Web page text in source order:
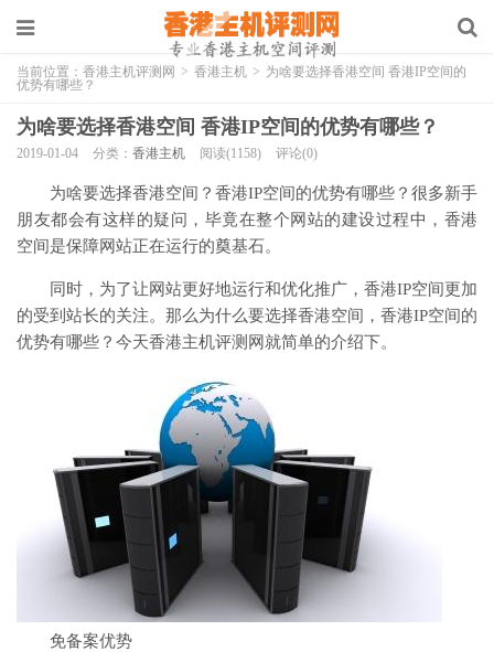
当前位置： 香港主机评测网 > 香港主机 > 为啥要选择香港空间 香港IP空间的
优势有哪些？
为啥要选择香港空间 香港IP空间的优势有哪些？
2019-01-04 分类： 香港主机 阅读(1158) 评论(0)
为啥要选择香港空间？香港IP空间的优势有哪些？很多新手
朋友都会有这样的疑问，毕竟在整个网站的建设过程中，香港
空间是保障网站正在运行的奠基石。
同时，为了让网站更好地运行和优化推广，香港IP空间更加
的受到站长的关注。那么为什么要选择香港空间，香港IP空间的
优势有哪些？今天香港主机评测网就简单的介绍下。
免备案优势